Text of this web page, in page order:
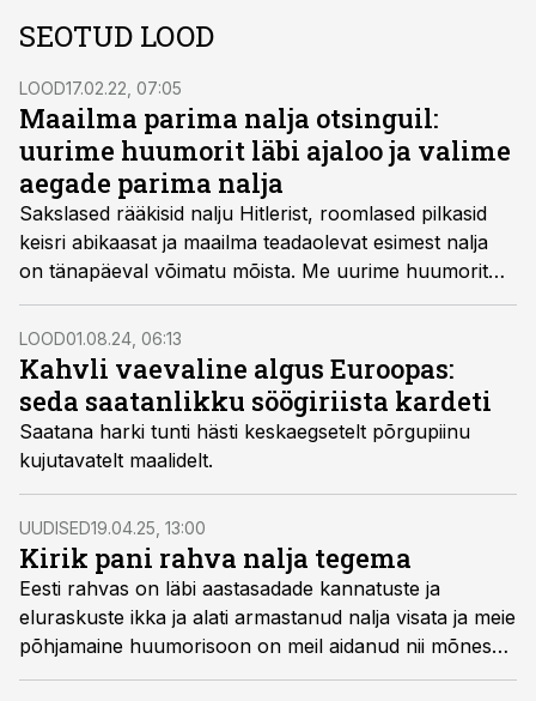
SEOTUD LOOD
LOOD17.02.22, 07:05
Maailma parima nalja otsinguil:
uurime huumorit läbi ajaloo ja valime
aegade parima nalja
Sakslased rääkisid nalju Hitlerist, roomlased pilkasid
keisri abikaasat ja maailma teadaolevat esimest nalja
on tänapäeval võimatu mõista. Me uurime huumorit
läbi ajaloo ja valime aegade parima nalja.
LOOD01.08.24, 06:13
Kahvli vaevaline algus Euroopas:
seda saatanlikku söögiriista kardeti
Saatana harki tunti hästi keskaegsetelt põrgupiinu
kujutavatelt maalidelt.
UUDISED19.04.25, 13:00
Kirik pani rahva nalja tegema
Eesti rahvas on läbi aastasadade kannatuste ja
eluraskuste ikka ja alati armastanud nalja visata ja meie
põhjamaine huumorisoon on meil aidanud nii mõneski
raskes katsumuses ikka iseendiks jääda.